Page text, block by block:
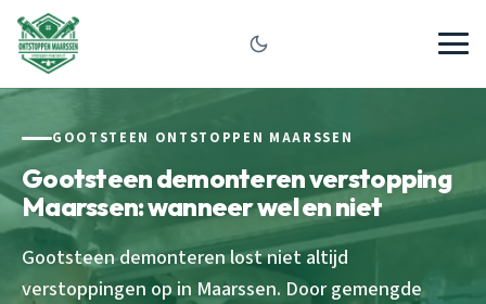
GOOTSTEEN ONTSTOPPEN MAARSSEN
Gootsteen demonteren verstopping
Maarssen: wanneer wel en niet
Gootsteen demonteren lost niet altijd
verstoppingen op in Maarssen. Door gemengde